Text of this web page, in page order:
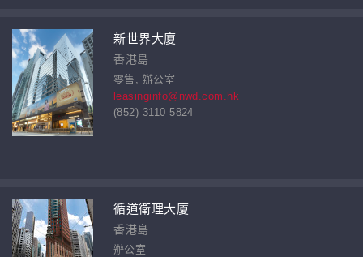
新世界大廈
香港島
零售, 辦公室
leasinginfo@nwd.com.hk
(852) 3110 5824
循道衛理大廈
香港島
辦公室